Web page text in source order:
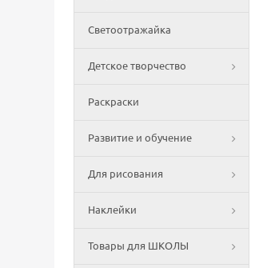
Светоотражайка
Детское творчество
Раскраски
Развитие и обучение
Для рисования
Наклейки
Товары для ШКОЛЫ